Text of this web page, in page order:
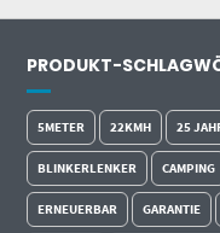
PRODUKT-
5METER 22KMH 25
BLINKERLENKER CAMPING
ERNEUERBAR GARANTIE